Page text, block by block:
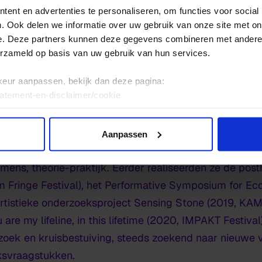
en advertenties te personaliseren, om functies voor
Ook delen we informatie over uw gebruik van onze site met
Deze partners kunnen deze gegevens combineren met
op basis van uw gebruik van hun services.
aanpassen, bekijk dan deze pagina:
en-disclaimer/cookie
Aanpassen
onderzoekscollectief dat zich richt op het snijvlak
de dialoog aan te wakkeren tussen verschillende
theorie-praktijk. Eerder realiseerden ze de
Fringe Festival), het Performative Symposium for
onderzoeksproject Sensing Stone (2019,
my lifeline, in this lifetime (2020, IMPAKT
en kruisbestuiving, steeds zoekend naar nieuwe